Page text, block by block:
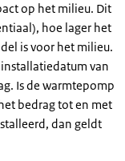
op het milieu. Dit
hoe lager het
is voor het milieu.
installatiedatum van
Is de warmtepomp
bedrag tot en met
dan geldt